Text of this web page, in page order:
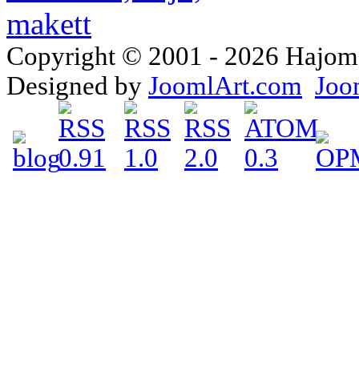
Copyright © 2001 - 2026
Designed by JoomlArt.com